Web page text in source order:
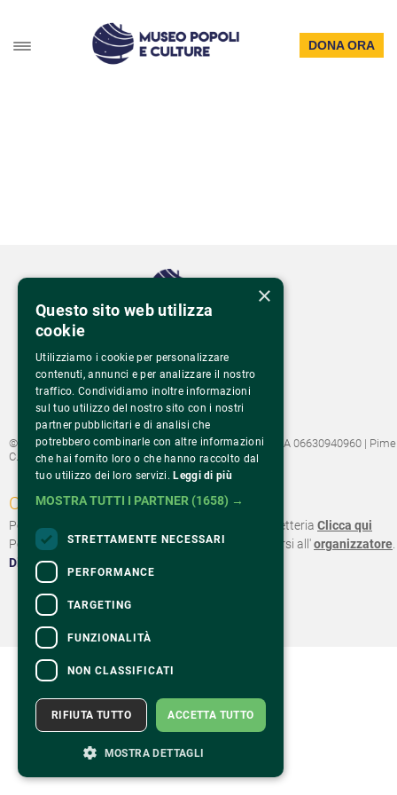
DONA ORA
20149 Milano – Italia
Tel.02 43 822 379
©2022 Fondazione Pime Onlus C.F. 97486040153 e P.IVA 06630940960 | Pime
C.F. 00889190153
CONTATTI
Per informazioni e supporto all'acquisto della biglietteria Clicca qui
Per informazioni sul programma e l'evento, rivolgersi all'organizzatore
Dichiarazione di accessibilità
×
Questo sito web utilizza
cookie
Utilizziamo i cookie per personalizzare
contenuti, annunci e per analizzare il nostro
traffico. Condividiamo inoltre informazioni
sul tuo utilizzo del nostro sito con i nostri
partner pubblicitari e di analisi che
potrebbero combinarle con altre informazioni
che hai fornito loro o che hanno raccolto dal
tuo utilizzo dei loro servizi. Leggi di più
MOSTRA TUTTI I PARTNER (1658) →
STRETTAMENTE NECESSARI
PERFORMANCE
TARGETING
FUNZIONALITÀ
NON CLASSIFICATI
ACCETTA TUTTO
RIFIUTA TUTTO
MOSTRA DETTAGLI